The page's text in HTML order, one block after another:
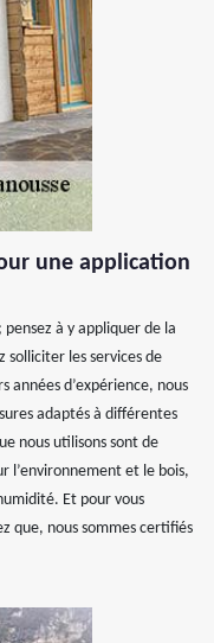
une application
à y appliquer de la
solliciter les services de
années d’expérience, nous
adaptés à différentes
nous utilisons sont de
l’environnement et le bois,
Et pour vous
que, nous sommes certifiés